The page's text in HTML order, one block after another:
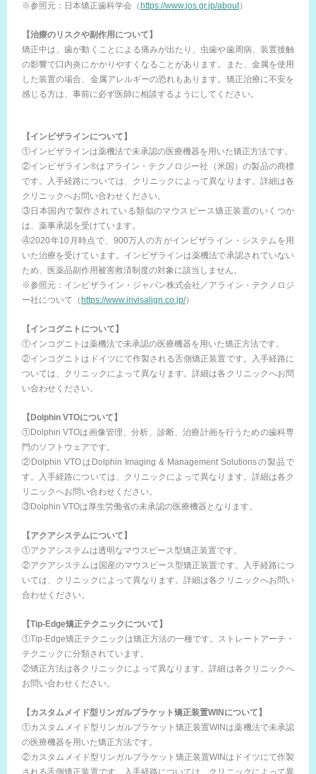
※参照元：日本矯正歯科学会（ https://www.jos.gr.jp/about）
【治療のリスクや副作用について】
矯正中は、歯が動くことによる痛みが出たり、虫歯や歯周病、装置接触
の影響で口内炎にかかりやすくなることがあります。また、金属を使用
した装置の場合、金属アレルギーの恐れもあります。矯正治療に不安を
感じる方は、事前に必ず医師に相談するようにしてください。
【インビザラインについて】
①インビザラインは薬機法で未承認の医療機器を用いた矯正方法です。
②インビザライン®はアライン・テクノロジー社（米国）の製品の商標
です。入手経路については、クリニックによって異なります。詳細は各
クリニックへお問い合わせください。
③日本国内で製作されている類似のマウスピース矯正装置のいくつか
は、薬事承認を受けています。
④2020年10月時点で、900万人の方がインビザライン・システムを用
いた治療を受けています。インビザラインは薬機法で承認されていない
ため、医薬品副作用被害救済制度の対象に該当しません。
※参照元：インビザライン・ジャパン株式会社／アライン・テクノロジ
ー社について（ https://www.invisalign.co.jp/）
【インコグニトについて】
①インコグニトは薬機法で未承認の医療機器を用いた矯正方法です。
②インコグニトはドイツにて作製される舌側矯正装置です。入手経路に
ついては、クリニックによって異なります。詳細は各クリニックへお問
い合わせください。
【Dolphin VTOについて】
①Dolphin VTOは画像管理、分析、診断、治療計画を行うための歯科専
門のソフトウェアです。
②Dolphin VTOはDolphin Imaging & Management Solutionsの製品で
す。入手経路については、クリニックによって異なります。詳細は各ク
リニックへお問い合わせください。
③Dolphin VTOは厚生労働省の未承認の医療機器となります。
【アクアシステムについて】
①アクアシステムは透明なマウスピース型矯正装置です。
②アクアシステムは国産のマウスピース型矯正装置です。入手経路につ
いては、クリニックによって異なります。詳細は各クリニックへお問い
合わせください。
【Tip-Edge矯正テクニックについて】
①Tip-Edge矯正テクニックは矯正方法の一種です。ストレートアーチ・
テクニックに分類されています。
②矯正方法は各クリニックによって異なります。詳細は各クリニックへ
お問い合わせください。
【カスタムメイド型リンガルブラケット矯正装置WINについて】
①カスタムメイド型リンガルブラケット矯正装置WINは薬機法で未承認
の医療機器を用いた矯正方法です。
②カスタムメイド型リンガルブラケット矯正装置WINはドイツにて作製
される舌側矯正装置です。入手経路については、クリニックによって異